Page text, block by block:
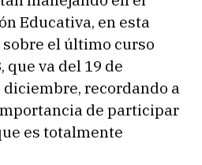
Educativa, en esta
el último curso
que va del 19 de
recordando a
de participar
es totalmente